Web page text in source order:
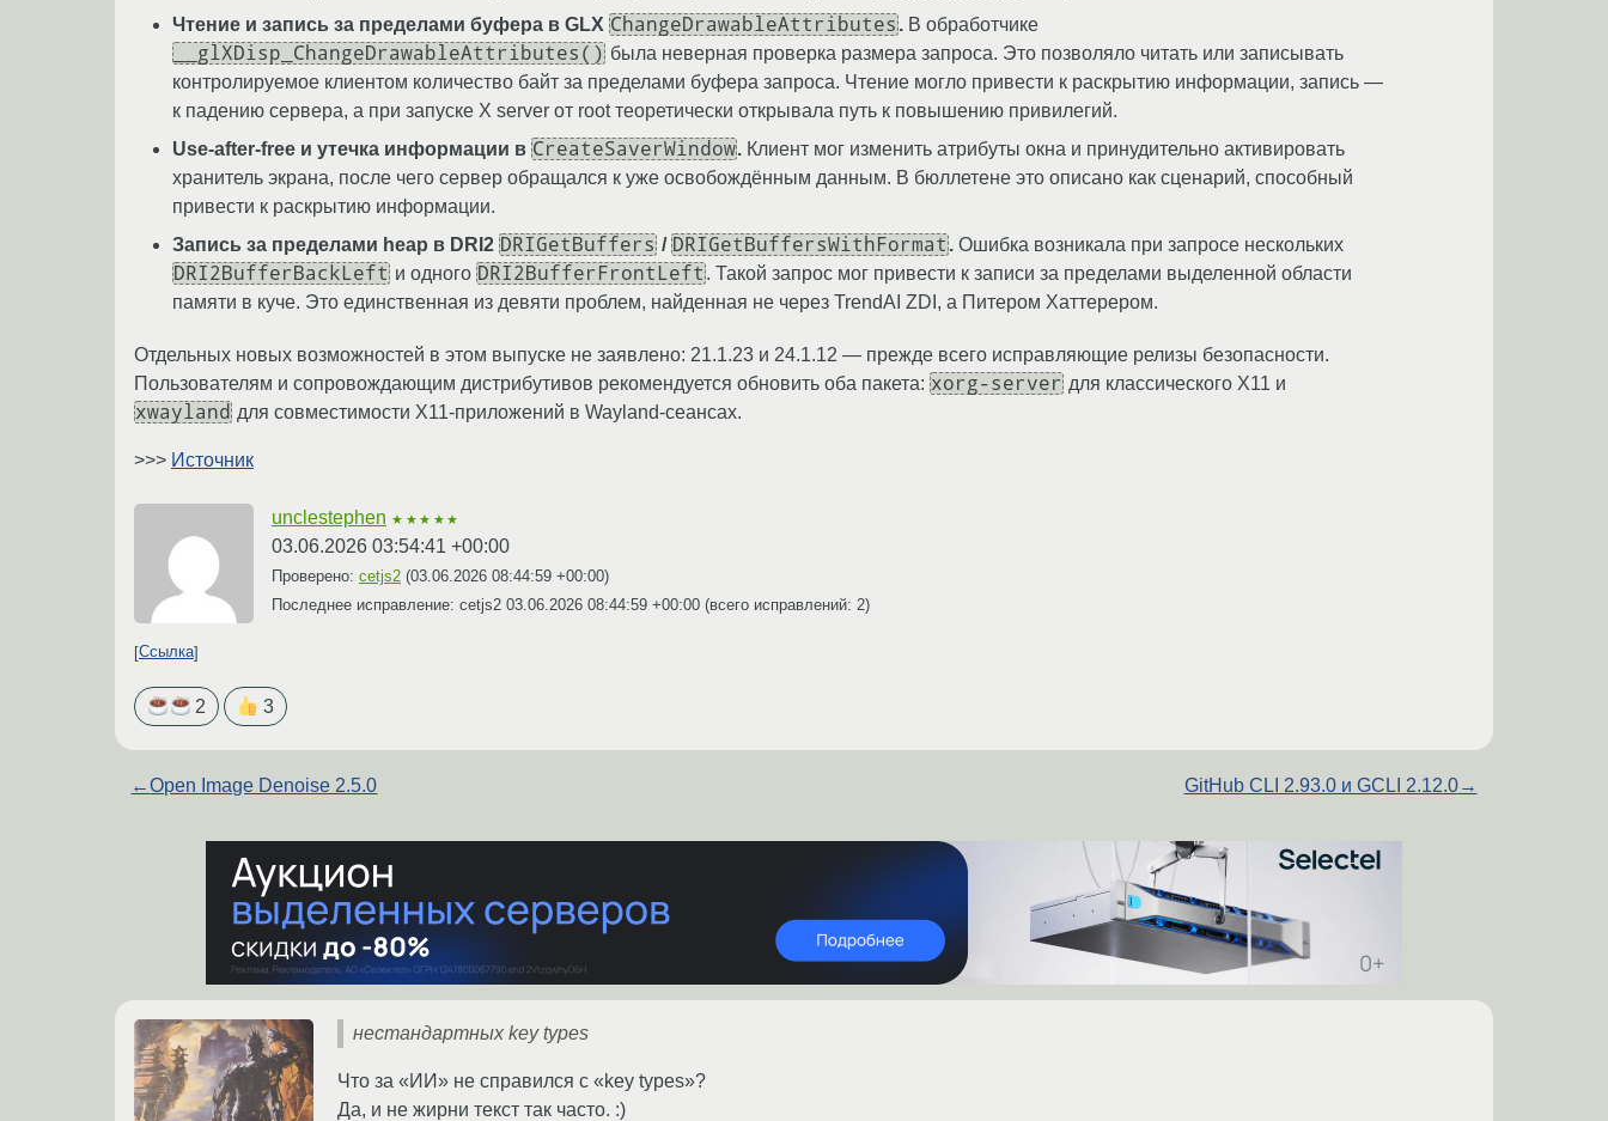
Чтение и запись за пределами буфера в GLX ChangeDrawableAttributes . В обработчике
__glXDisp_ChangeDrawableAttributes() была неверная проверка размера запроса. Это позволяло читать или записывать
контролируемое клиентом количество байт за пределами буфера запроса. Чтение могло привести к раскрытию информации, запись —
к падению сервера, а при запуске X server от root теоретически открывала путь к повышению привилегий.
Use-after-free и утечка информации в CreateSaverWindow. Клиент мог изменить атрибуты окна и принудительно активировать
хранитель экрана, после чего сервер обращался к уже освобождённым данным. В бюллетене это описано как сценарий, способный
привести к раскрытию информации.
Запись за пределами heap в DRI2 DRIGetBuffers / DRIGetBuffersWithFormat . Ошибка возникала при запросе нескольких
DRI2BufferBackLeft и одного DRI2BufferFrontLeft . Такой запрос мог привести к записи за пределами выделенной области
памяти в куче. Это единственная из девяти проблем, найденная не через TrendAI ZDI, а Питером Хаттерером.
Отдельных новых возможностей в этом выпуске не заявлено: 21.1.23 и 24.1.12 — прежде всего исправляющие релизы безопасности.
Пользователям и сопровождающим дистрибутивов рекомендуется обновить оба пакета: xorg-server для классического X11 и
xwayland для совместимости X11-приложений в Wayland-сеансах.
>>> Источник
unclestephen ★★★★★
03.06.2026 03:54:41 +00:00
Проверено: cetjs2 (03.06.2026 08:44:59 +00:00)
Последнее исправление: cetjs2 03.06.2026 08:44:59 +00:00 (всего исправлений: 2)
Ссылка
2 3
←Open Image Denoise 2.5.0 GitHub CLI 2.93.0 и GCLI 2.12.0→
нестандартных key types
Что за «ИИ» не справился с «key types»?
Да, и не жирни текст так часто. :)